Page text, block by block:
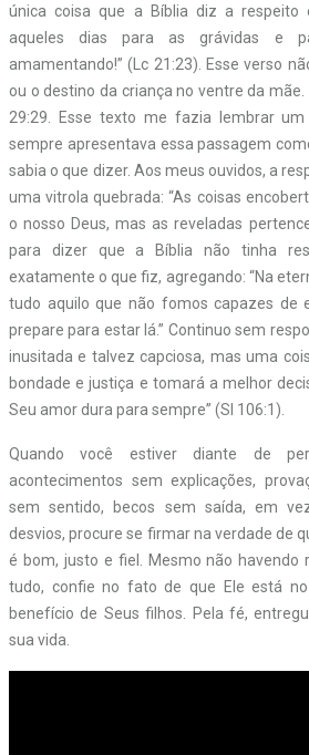
única coisa que a Bíblia diz a respeito
aqueles dias para as grávidas e
amamentando!” (Lc 21:23). Esse verso
ou o destino da criança no ventre da
29:29. Esse texto me fazia lembrar um
sempre apresentava essa passagem
sabia o que dizer. Aos meus ouvidos, a
uma vitrola quebrada: “As coisas
o nosso Deus, mas as reveladas
para dizer que a Bíblia não tinha
exatamente o que fiz, agregando: “Na
tudo aquilo que não fomos capazes de
prepare para estar lá.” Continuo sem
inusitada e talvez capciosa, mas uma
bondade e justiça e tomará a melhor
Seu amor dura para sempre” (Sl 106:1).
Quando você estiver diante de
acontecimentos sem explicações,
sem sentido, becos sem saída, em
desvios, procure se firmar na verdade de
é bom, justo e fiel. Mesmo não havendo
tudo, confie no fato de que Ele está
benefício de Seus filhos. Pela fé,
sua vida.